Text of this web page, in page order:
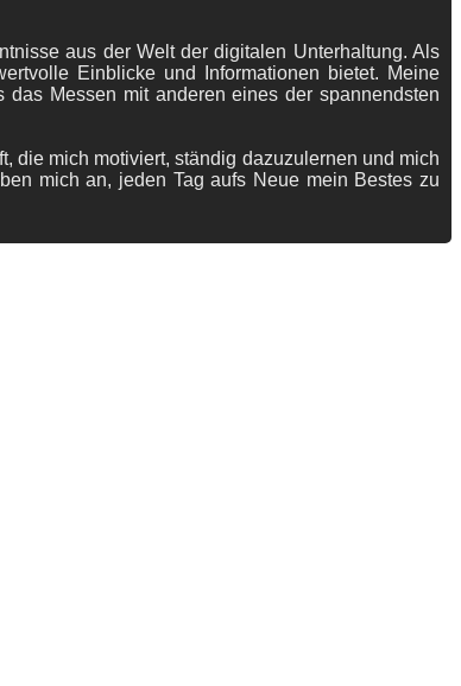
aus der Welt der digitalen Unterhaltung. Als
Einblicke und Informationen bietet. Meine
Messen mit anderen eines der spannendsten
die mich motiviert, ständig dazuzulernen und mich
mich an, jeden Tag aufs Neue mein Bestes zu